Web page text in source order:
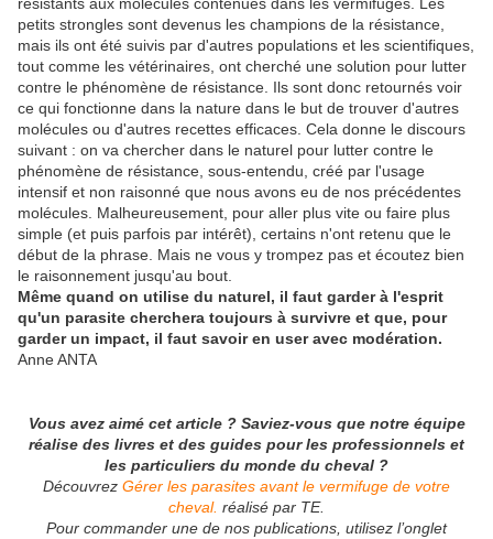
petits strongles sont devenus les champions de la résistance,
mais ils ont été suivis par d'autres populations et les scientifiques,
tout comme les vétérinaires, ont cherché une solution pour lutter
contre le phénomène de résistance. Ils sont donc retournés voir
ce qui fonctionne dans la nature dans le but de trouver d'autres
molécules ou d'autres recettes efficaces. Cela donne le discours
suivant : on va chercher dans le naturel pour lutter contre le
phénomène de résistance, sous-entendu, créé par l'usage
intensif et non raisonné que nous avons eu de nos précédentes
molécules. Malheureusement, pour aller plus vite ou faire plus
simple (et puis parfois par intérêt), certains n'ont retenu que le
début de la phrase. Mais ne vous y trompez pas et écoutez bien
le raisonnement jusqu'au bout.
Même quand on utilise du naturel, il faut garder à l'esprit
qu'un parasite cherchera toujours à survivre et que, pour
garder un impact, il faut savoir en user avec modération.
Anne ANTA
Vous avez aimé cet article ? Saviez-vous que notre équipe
réalise des livres et des guides pour les professionnels et
les particuliers du monde du cheval ?
Découvrez Gérer les parasites avant le vermifuge de votre
cheval. réalisé par TE.
Pour commander une de nos publications, utilisez l’onglet